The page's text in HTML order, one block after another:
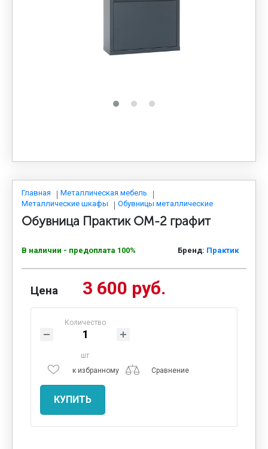
СИСТЕМЫ ХРАНЕНИЯ
МЕБЕЛЬ ДЛЯ ДОМА
Главная
Металлическая мебель
Металлические шкафы
Обувницы металлические
Обувница Практик ОМ-2 графит
В наличии - предоплата 100% Бренд: Практик
Цена 3 600 руб.
Количество
шт
к избранному
Сравнение
КУПИТЬ